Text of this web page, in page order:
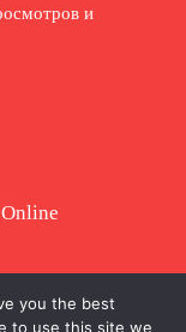
и
you the best
to use this site we